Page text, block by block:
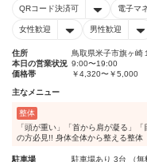
QRコード決済可 電子マ
女性歓迎 男性歓迎
住所
鳥取県米子市旗ヶ崎
本日の営業状況 9:00〜19:00
価格帯
￥4,320〜￥5,000
主なメニュー
整体
「頭が重い」「首から肩が凝る」
の方必見!! 身体全体から整える整体
駐車場 駐車場あり 3台 （無